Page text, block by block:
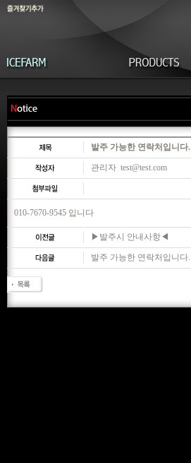
발주 가능한 연락처입니다.
관리자 test@test.com
010-7670-9545 입니다
▶발주시 안내사항◀
발주 가능한 연락처입니다.